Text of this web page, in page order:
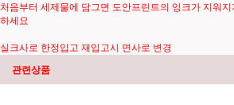
처음부터 세제물에 담그면 도안프린트의 잉크가 지워
하세요
실크사로 한정입고 재입고시 면사로 변경
관련상품